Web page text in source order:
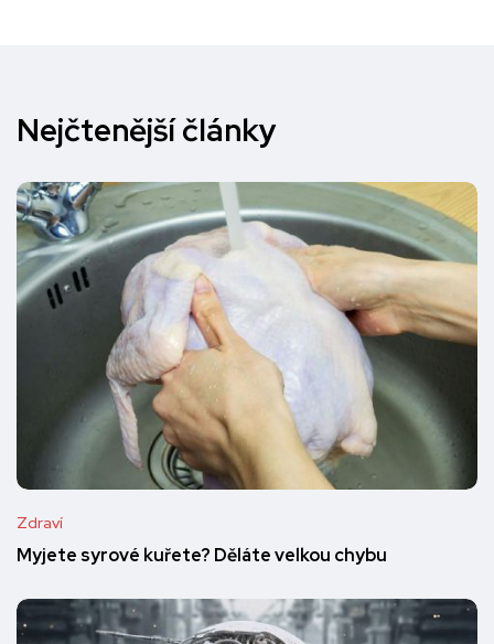
Nejčtenější články
Zdraví
Myjete syrové kuřete? Děláte velkou chybu